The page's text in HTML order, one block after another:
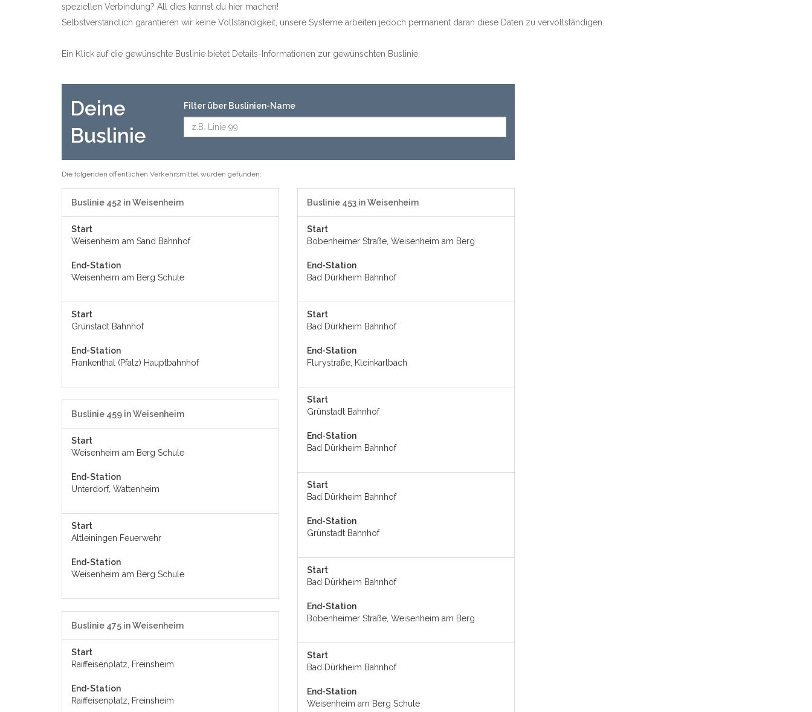
speziellen Verbindung? All dies kannst du hier machen!
Selbstverständlich garantieren wir keine Vollständigkeit, unsere Systeme arbeiten jedoch permanent daran diese Daten zu vervollständigen.
Ein Klick auf die gewünschte Buslinie bietet Details-Informationen zur gewünschten Buslinie.
Deine
Buslinie
Filter über Buslinien-Name
Die folgenden öffentlichen Verkehrsmittel wurden gefunden:
Buslinie 452 in Weisenheim
Start
Weisenheim am Sand Bahnhof
End-Station
Weisenheim am Berg Schule
Start
Grünstadt Bahnhof
End-Station
Frankenthal (Pfalz) Hauptbahnhof
Buslinie 459 in Weisenheim
Start
Weisenheim am Berg Schule
End-Station
Unterdorf, Wattenheim
Start
Altleiningen Feuerwehr
End-Station
Weisenheim am Berg Schule
Buslinie 475 in Weisenheim
Start
Raiffeisenplatz, Freinsheim
End-Station
Raiffeisenplatz, Freinsheim
Buslinie 453 in Weisenheim
Start
Bobenheimer Straße, Weisenheim am Berg
End-Station
Bad Dürkheim Bahnhof
Start
Bad Dürkheim Bahnhof
End-Station
Flurystraße, Kleinkarlbach
Start
Grünstadt Bahnhof
End-Station
Bad Dürkheim Bahnhof
Start
Bad Dürkheim Bahnhof
End-Station
Grünstadt Bahnhof
Start
Bad Dürkheim Bahnhof
End-Station
Bobenheimer Straße, Weisenheim am Berg
Start
Bad Dürkheim Bahnhof
End-Station
Weisenheim am Berg Schule